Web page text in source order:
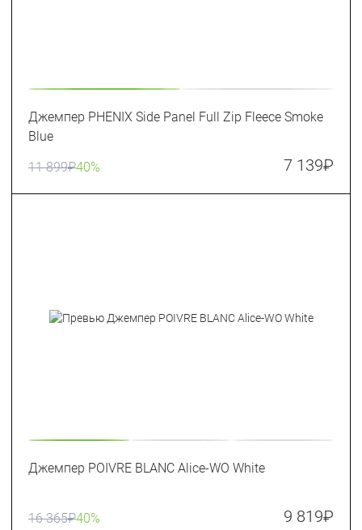
Джемпер PHENIX Side Panel Full Zip Fleece Smoke
Blue
11 899₽40% 7 139₽
Джемпер POIVRE BLANC Alice-WO White
16 365₽40% 9 819₽